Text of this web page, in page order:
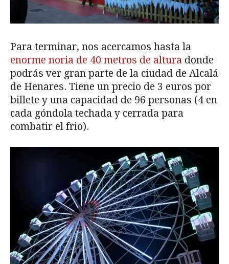
Para terminar, nos acercamos hasta la
enorme noria de 40 metros de altura donde
podrás ver gran parte de la ciudad de Alcalá
de Henares. Tiene un precio de 3 euros por
billete y una capacidad de 96 personas (4 en
cada góndola techada y cerrada para
combatir el frio).